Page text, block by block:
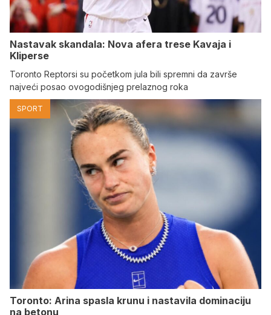
Nastavak skandala: Nova afera trese Kavaja i
Kliperse
Toronto Reptorsi su početkom jula bili spremni da završe
najveći posao ovogodišnjeg prelaznog roka
SPORT
Toronto: Arina spasla krunu i nastavila dominaciju
na betonu